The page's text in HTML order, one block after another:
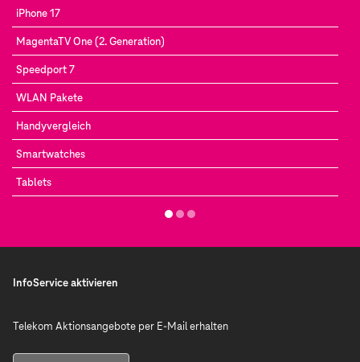
iPhone 17
MagentaTV One (2. Generation)
Speedport 7
WLAN Pakete
Handyvergleich
Smartwatches
Tablets
InfoService aktivieren
Telekom Aktionsangebote per E-Mail erhalten